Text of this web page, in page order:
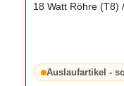
18 Watt Röhre (T8)
Auslaufartikel -